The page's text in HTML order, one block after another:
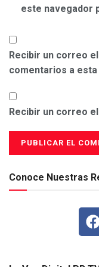
este navegador
Recibir un correo
comentarios a esta
Recibir un correo
Conoce Nuestras